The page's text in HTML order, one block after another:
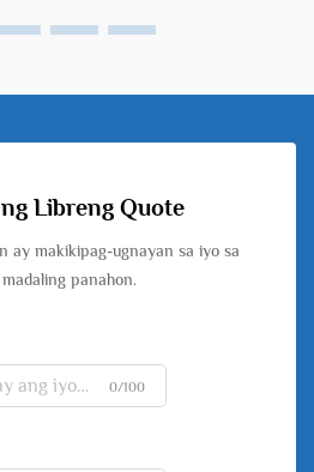
Libreng Quote
ay makikipag-ugnayan sa iyo sa
panahon.
0/100